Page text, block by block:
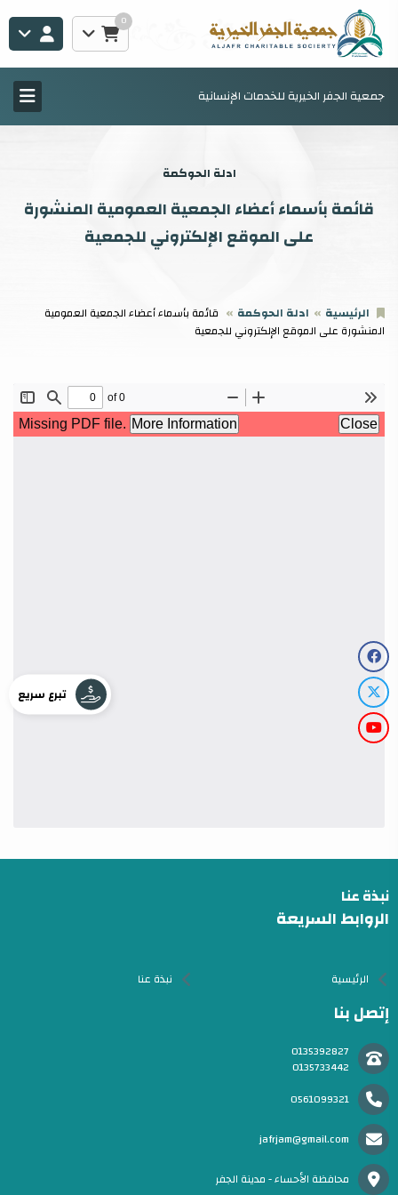
0
جمعية الجفر الخيرية للخدمات الإنسانية
ادلة الحوكمة
قائمة بأسماء أعضاء الجمعية العمومية المنشورة
على الموقع الإلكتروني للجمعية
الرئيسية ادلة الحوكمة
قائمة بأسماء أعضاء الجمعية العمومية
المنشورة على الموقع الإلكتروني للجمعية
نبذة عنا
الروابط السريعة
الرئيسية نبذة عنا
إتصل بنا
0135392827
0135733442
0561099321
jafrjam@gmail.com
محافظة الأحساء - مدينة الجفر
تبرع سريع